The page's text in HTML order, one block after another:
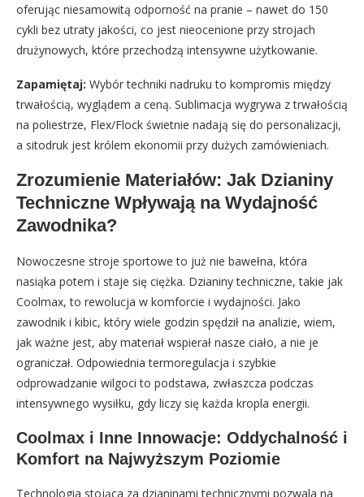
oferując niesamowitą odporność na pranie – nawet do 150
cykli bez utraty jakości, co jest nieocenione przy strojach
drużynowych, które przechodzą intensywne użytkowanie.
Zapamiętaj: Wybór techniki nadruku to kompromis między
trwałością, wyglądem a ceną. Sublimacja wygrywa z trwałością
na poliestrze, Flex/Flock świetnie nadają się do personalizacji,
a sitodruk jest królem ekonomii przy dużych zamówieniach.
Zrozumienie Materiałów: Jak Dzianiny
Techniczne Wpływają na Wydajność
Zawodnika?
Nowoczesne stroje sportowe to już nie bawełna, która
nasiąka potem i staje się ciężka. Dzianiny techniczne, takie jak
Coolmax, to rewolucja w komforcie i wydajności. Jako
zawodnik i kibic, który wiele godzin spędził na analizie, wiem,
jak ważne jest, aby materiał wspierał nasze ciało, a nie je
ograniczał. Odpowiednia termoregulacja i szybkie
odprowadzanie wilgoci to podstawa, zwłaszcza podczas
intensywnego wysiłku, gdy liczy się każda kropla energii.
Coolmax i Inne Innowacje: Oddychalność i
Komfort na Najwyższym Poziomie
Technologia stojąca za dzianinami technicznymi pozwala na